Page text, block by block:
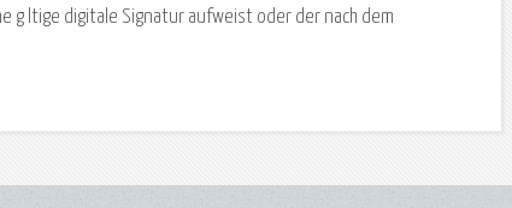
g ltige digitale Signatur aufweist oder der nach dem